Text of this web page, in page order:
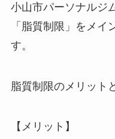
小山市パーソナルジ
「脂質制限」をメイ
す。
脂質制限のメリット
【メリット】